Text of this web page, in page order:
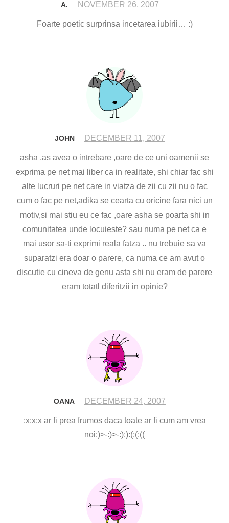
A. NOVEMBER 26, 2007
Foarte poetic surprinsa incetarea iubirii… :)
JOHN DECEMBER 11, 2007
asha ,as avea o intrebare ,oare de ce uni oamenii se
exprima pe net mai liber ca in realitate, shi chiar fac shi
alte lucruri pe net care in viatza de zii cu zii nu o fac
cum o fac pe net,adika se cearta cu oricine fara nici un
motiv,si mai stiu eu ce fac ,oare asha se poarta shi in
comunitatea unde locuieste? sau numa pe net ca e
mai usor sa-ti exprimi reala fatza .. nu trebuie sa va
suparatzi era doar o parere, ca numa ce am avut o
discutie cu cineva de genu asta shi nu eram de parere
eram totatl diferitzii in opinie?
OANA DECEMBER 24, 2007
:x:x:x ar fi prea frumos daca toate ar fi cum am vrea
noi:)>-:)>-:):):(:(:((